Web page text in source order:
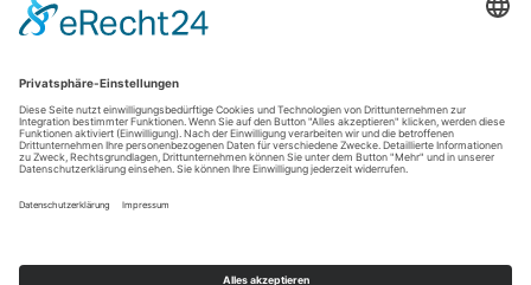
FACEBOOK INSTAGRAM
YOUTUBE